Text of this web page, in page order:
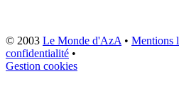
© 2003 Le Monde d'AzA • Mentions
confidentialité •
Gestion cookies